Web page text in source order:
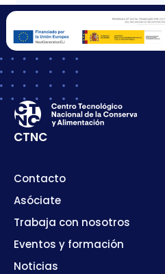
CTNC
Contacto
Asóciate
Trabaja con nosotros
Eventos y formación
Noticias